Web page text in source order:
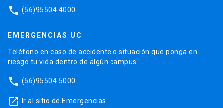
phone (56)95504 4000
EMERGENCIAS UC
Teléfono en caso de accidente o situación que ponga en
riesgo tu vida dentro de algún campus.
phone (56)95504 5000
launch Ir al sitio de Emergencias